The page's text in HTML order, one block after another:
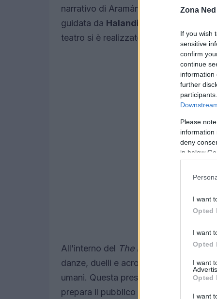
Zona Ned
If you wish
sensitive
confirm
continue
information
further
Please
information
deny
in below
I want
Opted
I want
Opted
I want
Opted
I want
narrativo di Aramán. La sequenza di
guidata da Halandil Fang
teatro si è realizzato poco prima
All’interno del The Hallowed Round, il
danze, duelli e acrobazie che
umani. Questa presentazione non solo
prepara il pubblico a un’avventura